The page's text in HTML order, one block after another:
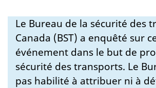
Le Bureau de la sécurité des
Canada (BST) a enquêté sur
événement dans le but de
sécurité des transports. Le
pas habilité à attribuer ni à